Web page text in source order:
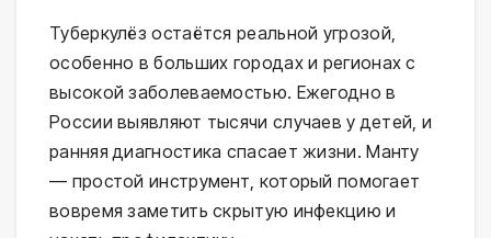
Туберкулёз остаётся реальной угрозой,
особенно в больших городах и регионах с
высокой заболеваемостью. Ежегодно в
России выявляют тысячи случаев у детей, и
ранняя диагностика спасает жизни. Манту
— простой инструмент, который помогает
вовремя заметить скрытую инфекцию и